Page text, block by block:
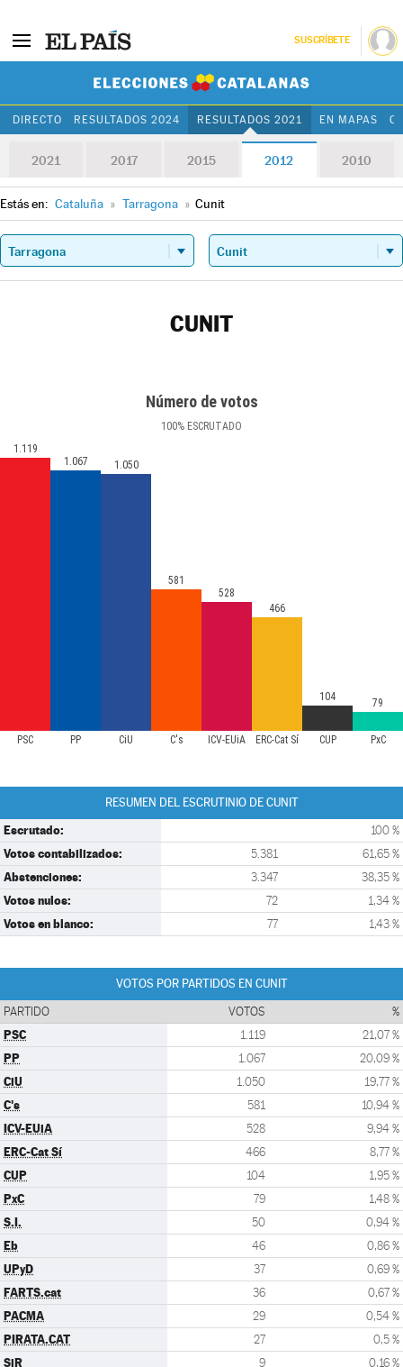
SUSCRÍBETE
DIRECTO RESULTADOS 2024 RESULTADOS 2021 EN MAPAS
2021 2017 2015 2012 2010
Estás en: Cataluña » Tarragona » Cunit
CUNIT
Número de votos
100% ESCRUTADO
PSC PP CiU C's ICV-EUiA ERC-Cat Sí CUP PxC
1.119
1.067
1.050
581
528
466
104 79
RESUMEN DEL ESCRUTINIO DE CUNIT
Escrutado: 100 %
Votos contabilizados: 5.381 61,65 %
Abstenciones: 3.347 38,35 %
Votos nulos: 72 1,34 %
Votos en blanco: 77 1,43 %
VOTOS POR PARTIDOS EN CUNIT
PARTIDO VOTOS %
PSC 1.119 21,07 %
PP 1.067 20,09 %
CiU 1.050 19,77 %
C's 581 10,94 %
ICV-EUiA 528 9,94 %
ERC-Cat Sí 466 8,77 %
CUP 104 1,95 %
PxC 79 1,48 %
S.I. 50 0,94 %
Eb 46 0,86 %
UPyD 37 0,69 %
FARTS.cat 36 0,67 %
PACMA 29 0,54 %
PIRATA.CAT 27 0,5 %
SiR 9 0,16 %